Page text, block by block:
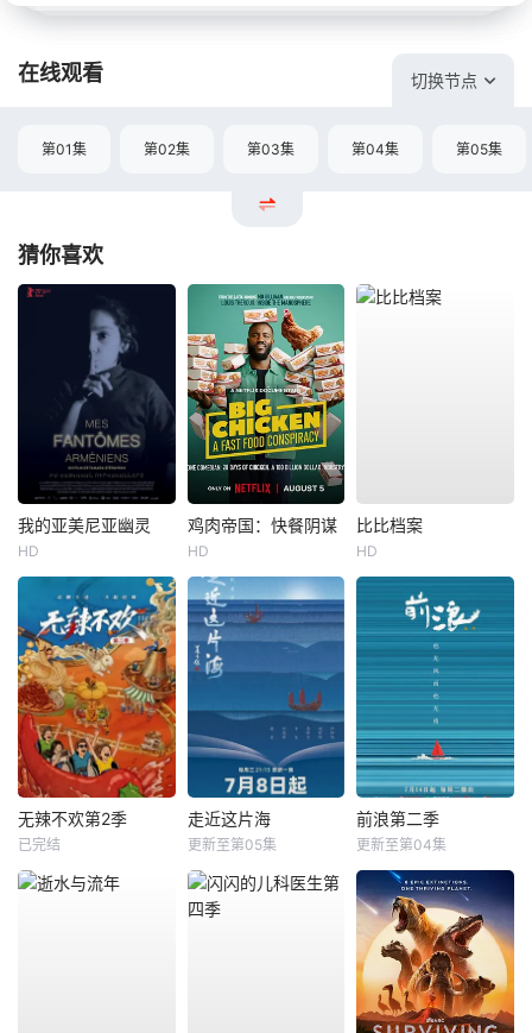
在线观看 切换节点
第01集 第02集 第03集 第04集 第05集
猜你喜欢
我的亚美尼亚幽灵
HD
鸡肉帝国：快餐阴谋
HD
比比档案
HD
无辣不欢第2季
已完结
走近这片海
更新至第05集
前浪第二季
更新至第04集